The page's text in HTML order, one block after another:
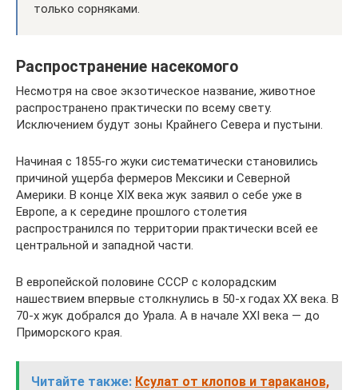
только сорняками.
Распространение насекомого
Несмотря на свое экзотическое название, животное
распространено практически по всему свету.
Исключением будут зоны Крайнего Севера и пустыни.
Начиная с 1855-го жуки систематически становились
причиной ущерба фермеров Мексики и Северной
Америки. В конце XIX века жук заявил о себе уже в
Европе, а к середине прошлого столетия
распространился по территории практически всей ее
центральной и западной части.
В европейской половине СССР с колорадским
нашествием впервые столкнулись в 50-х годах XX века. В
70-х жук добрался до Урала. А в начале XXI века — до
Приморского края.
Читайте также: Ксулат от клопов и тараканов,